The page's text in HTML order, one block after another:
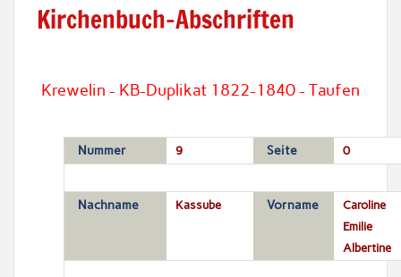
Kirchenbuch-Abschriften
Krewelin - KB-Duplikat 1822-1840 - Taufen
Nummer 9 Seite 0
Nachname Kassube Vorname
Caroline
Emilie
Albertine